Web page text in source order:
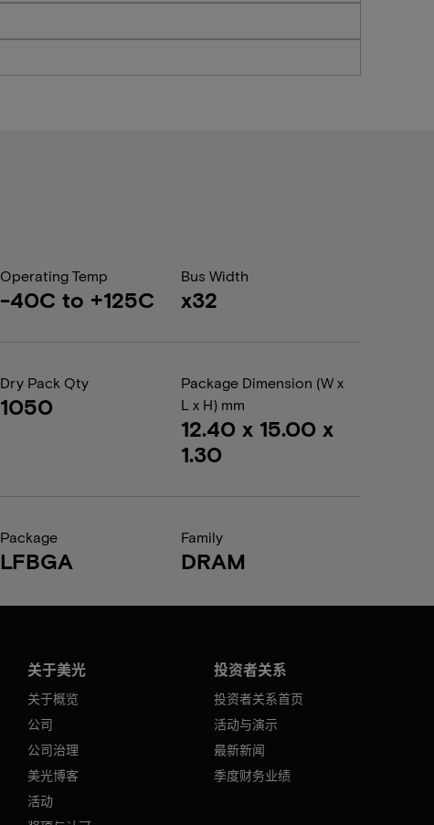
Operating Temp
-40C to +125C
Bus Width
x32
Dry Pack Qty
1050
Package Dimension (W x
L x H) mm
12.40 x 15.00 x
1.30
Package
LFBGA
Family
DRAM
关于美光
关于概览
公司
公司治理
美光博客
活动
投资者关系
投资者关系首页
活动与演示
最新新闻
季度财务业绩